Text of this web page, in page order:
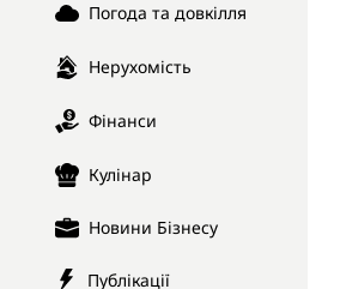
Погода та довкілля
Нерухомість
Фінанси
Кулінар
Новини Бізнесу
Публікації